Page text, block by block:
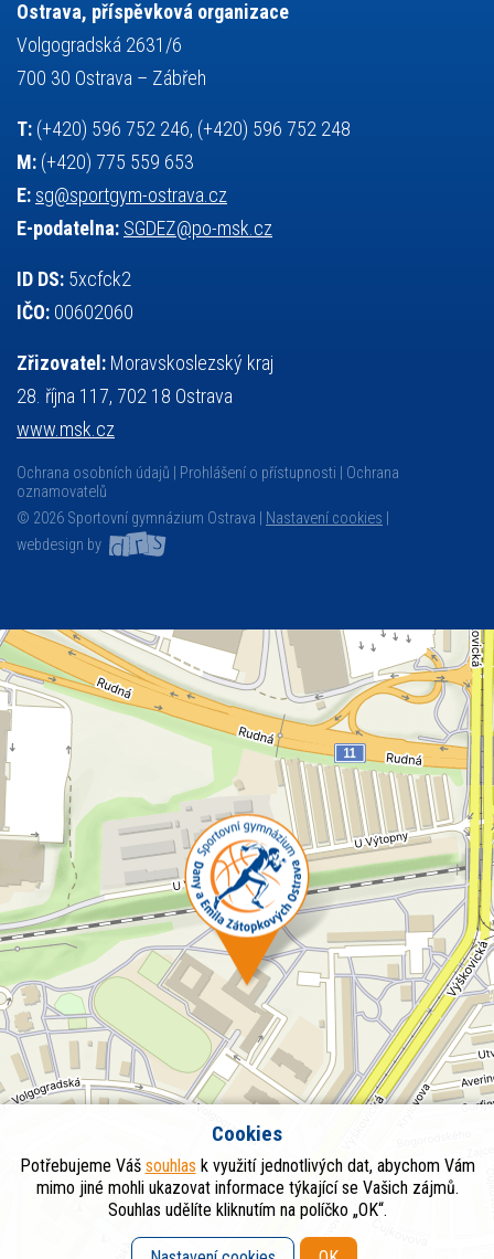
volejbal
vybavení vysvědčení vzpírání
výuka všesportovní výcvikový kurz
základy společenských věd
Ostrava, příspěvková organizace
Volgogradská 2631/6
700 30 Ostrava – Zábřeh
T: (+420) 596 752 246, (+420) 596 752 248
M: (+420) 775 559 653
E: sg@sportgym-ostrava.cz
E-podatelna: SGDEZ@po-msk.cz
ID DS: 5xcfck2
IČO: 00602060
Zřizovatel: Moravskoslezský kraj
28. října 117, 702 18 Ostrava
www.msk.cz
Ochrana osobních údajů Prohlášení o přístupnosti
Ochrana
oznamovatelů
© 2026 Sportovní gymnázium Ostrava |
Nastavení cookies
webdesign by
Cookies
Potřebujeme Váš souhlas k využití jednotlivých dat, abychom Vám
mimo jiné mohli ukazovat informace týkající se Vašich zájmů.
Souhlas udělíte kliknutím na políčko „OK“.